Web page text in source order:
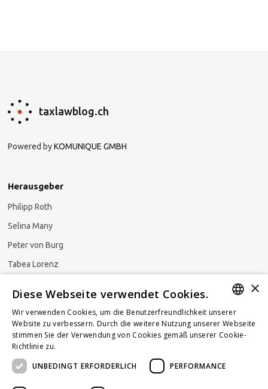
taxlawblog.ch
Powered byKOMUNIQUE GMBH
Herausgeber
Philipp Roth
Selina Many
Peter von Burg
Tabea Lorenz
Newsletter abonnieren
GERMAN
FRENCH
×
Diese Webseite verwendet Cookies.
Wir verwenden Cookies, um die Benutzerfreundlichkeit unserer
Website zu verbessern. Durch die weitere Nutzung unserer Webseite
stimmen Sie der Verwendung von Cookies gemäß unserer Cookie-
Richtlinie zu.
UNBEDINGT ERFORDERLICH
PERFORMANCE